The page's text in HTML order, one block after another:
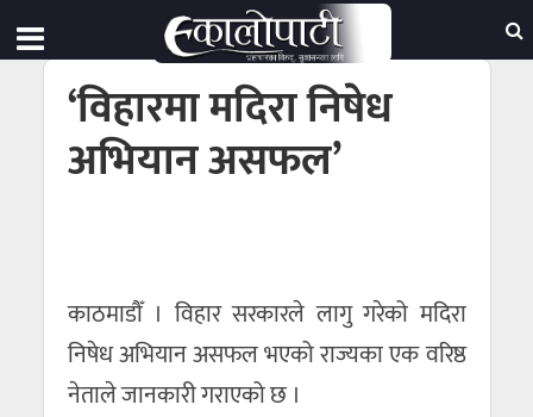
‘विहारमा मदिरा निषेध
अभियान असफल’
काठमाडौँ । विहार सरकारले लागु गरेको मदिरा
निषेध अभियान असफल भएको राज्यका एक वरिष्ठ
नेताले जानकारी गराएको छ ।